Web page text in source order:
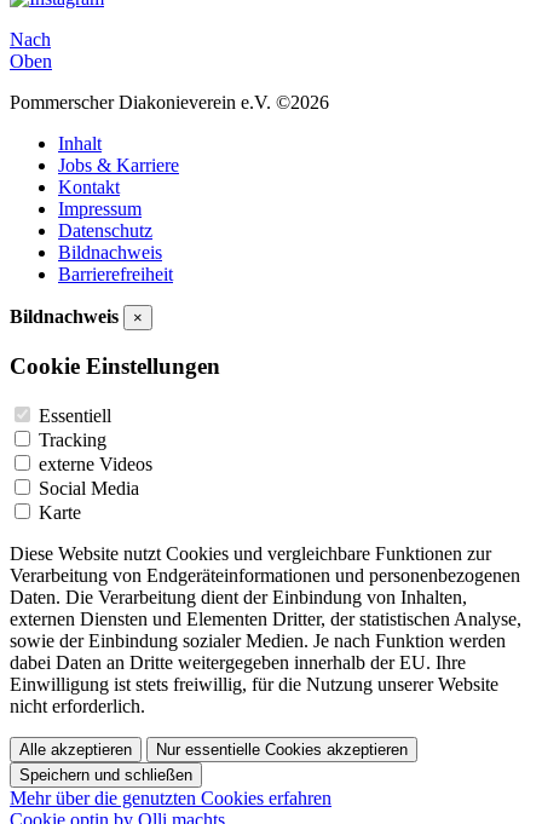
Nach
Oben
Pommerscher Diakonieverein e.V. ©2026
Inhalt
Jobs & Karriere
Kontakt
Impressum
Datenschutz
Bildnachweis
Barrierefreiheit
Bildnachweis ×
Cookie Einstellungen
Essentiell
Tracking
externe Videos
Social Media
Karte
Diese Website nutzt Cookies und vergleichbare Funktionen zur
Verarbeitung von Endgeräteinformationen und personenbezogenen
Daten. Die Verarbeitung dient der Einbindung von Inhalten,
externen Diensten und Elementen Dritter, der statistischen Analyse,
sowie der Einbindung sozialer Medien. Je nach Funktion werden
dabei Daten an Dritte weitergegeben innerhalb der EU. Ihre
Einwilligung ist stets freiwillig, für die Nutzung unserer Website
nicht erforderlich.
Alle akzeptieren
Nur essentielle Cookies akzeptieren
Speichern und schließen
Mehr über die genutzten Cookies erfahren
Cookie optin by Olli machts